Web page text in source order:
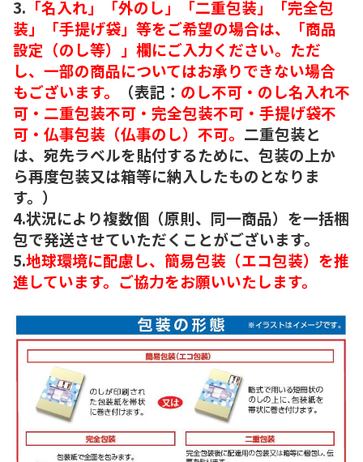
3. 「名入れ」「外のし」「二重包装」「完全包
装」「手提げ袋」等をご希望の場合は、「商品
設定（のし等）」欄にご入力ください。ただ
し、一部の商品についてはお承りできない場合
もございます。
（表記： のし不可・のし名入れ不
可・二重包装不可・完全包装不可・手提げ袋不
可・仏事包装（仏事のし）不可。 二重包装と
は、宛先ラベルを貼付するために、包装の上か
ら再度包装又は箱等に納入したものとなりま
す。）
4.状況により複数個（原則、同一商品）を一括梱
包で発送させていただくことがございます。
5.地球環境に配慮し、簡易包装（エコ包装）を推
進しています。ご協力をお願いいたします。